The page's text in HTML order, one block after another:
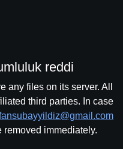
reddi
any files on its server. All
third parties. In case
immediately.